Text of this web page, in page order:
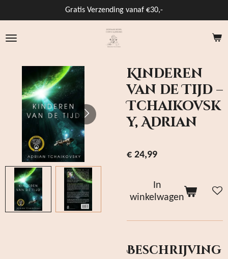
direct
naar
Gratis Verzending vanaf €30,-
Kinderen
van de Tijd –
Tchaikovsk
y, Adrian
€ 24,99
In
winkelwagen
Beschrijving